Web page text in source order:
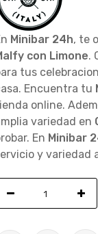
Minibar 24h, te
con Limone.
tus
Encuentra tu
online.
variedad en
En Minibar
y variedad